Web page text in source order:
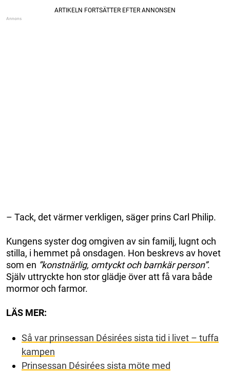
– Tack, det värmer verkligen, säger prins Carl Philip.
Kungens syster dog omgiven av sin familj, lugnt och
stilla, i hemmet på onsdagen. Hon beskrevs av hovet
som en ”konstnärlig, omtyckt och barnkär person”.
Själv uttryckte hon stor glädje över att få vara både
mormor och farmor.
LÄS MER:
Så var prinsessan Désirées sista tid i livet – tuffa
kampen
Prinsessan Désirées sista möte med